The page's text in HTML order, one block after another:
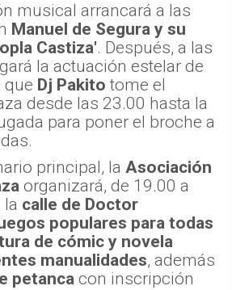
musical arrancará a las
Manuel de Segura y su
Castiza'. Después, a las
la actuación estelar de
que Dj Pakito tome el
desde las 23.00 hasta la
para poner el broche a
principal, la Asociación
organizará, de 19.00 a
la calle de Doctor
populares para todas
de cómic y novela
manualidades, además
petanca con inscripción